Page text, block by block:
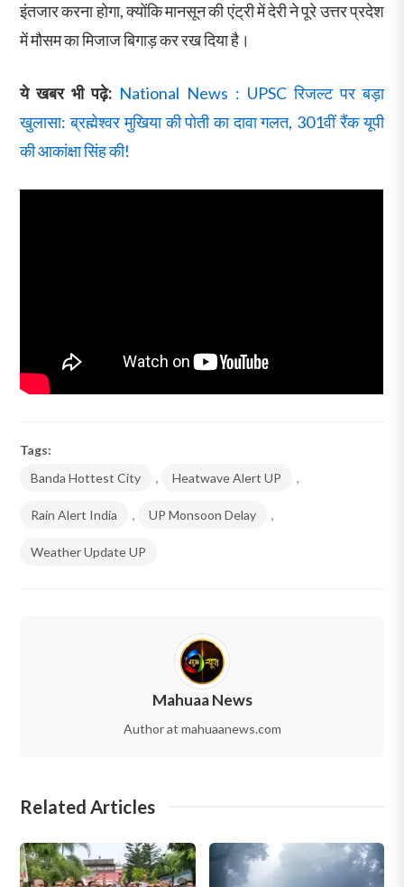
इंतजार करना होगा, क्योंकि मानसून की एंट्री में देरी ने पूरे उत्तर प्रदेश
में मौसम का मिजाज बिगाड़ कर रख दिया है।
ये खबर भी पढ़े: National News : UPSC रिजल्ट पर बड़ा
खुलासा: ब्रह्मेश्वर मुखिया की पोती का दावा गलत, 301वीं रैंक यूपी
की आकांक्षा सिंह की!
Tags:
Banda Hottest City
, Heatwave Alert UP ,
Rain Alert India , UP Monsoon Delay ,
Weather Update UP
Mahuaa News
Author at mahuaanews.com
Related Articles